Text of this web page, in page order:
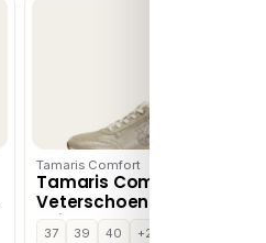
Tamaris Comfort
Tamaris Comfort
Veterschoenen Laag –
Beige
37 39 40
+2